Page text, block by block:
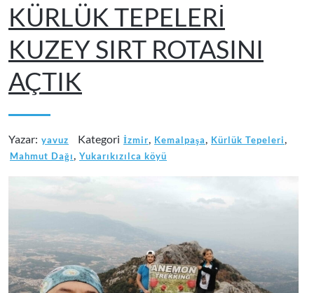
KÜRLÜK TEPELERİ
KUZEY SIRT ROTASINI
AÇTIK
Yazar: yavuz Kategori İzmir Kemalpaşa Kürlük Tepeleri
Mahmut Dağı Yukarıkızılca köyü